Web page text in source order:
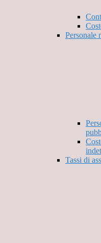
Personale
Tassi di